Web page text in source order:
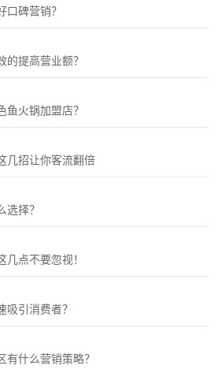
口碑营销？
的提高营业额？
鱼火锅加盟店？
几招让你客流翻倍
选择？
点不要忽视！
吸引消费者？
有什么营销策略？